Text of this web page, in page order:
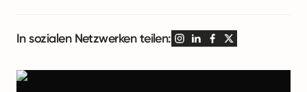
In sozialen Netzwerken teilen: